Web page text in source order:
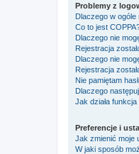
Problemy z
Dlaczego w
Co to jest
Dlaczego nie
Rejestracja
Dlaczego nie
Rejestracja
Nie pamiętam
Dlaczego
Jak działa
Preferencje i
Jak zmienić moje
W jaki sposób